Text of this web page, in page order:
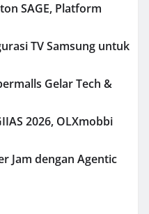
SAGE, Platform
TV Samsung untuk
Gelar Tech &
2026, OLXmobbi
Jam dengan Agentic